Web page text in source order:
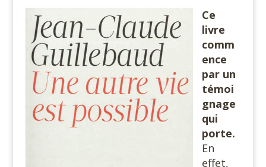
Ce
livre
comm
ence
par un
témoi
gnage
qui
porte.
En
effet,